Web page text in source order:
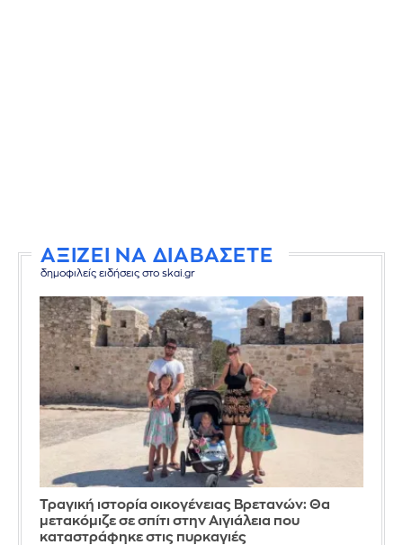
ΑΞΙΖΕΙ ΝΑ ΔΙΑΒΑΣΕΤΕ
δημοφιλείς ειδήσεις στο skai.gr
Τραγική ιστορία οικογένειας Βρετανών: Θα
μετακόμιζε σε σπίτι στην Αιγιάλεια που
καταστράφηκε στις πυρκαγιές